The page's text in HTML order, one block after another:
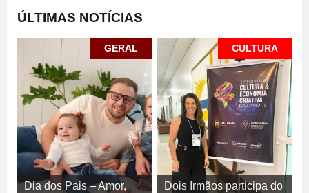
ÚLTIMAS NOTÍCIAS
GERAL
Dia dos Pais – Amor,
CULTURA
Dois Irmãos participa do